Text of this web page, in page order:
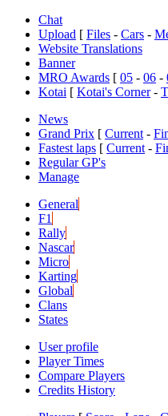
Chat
Upload [ Files - Cars -
Website Translations
Banner
MRO Awards [ 05 - 06 -
Kotai [ Kotai's Corner-
News
Grand Prix [ Current -
Fastest laps [ Current -
Regular GP's
Manage
General
F1
Rally
Nascar
Micro
Karting
Global
Clans
States
User profile
Player Times
Compare Players
Credits History